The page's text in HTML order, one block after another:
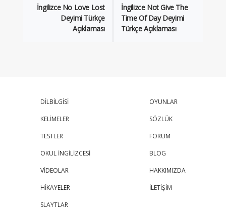
İngilizce No Love Lost
Deyimi Türkçe
Açıklaması
İngilizce Not Give The
Time Of Day Deyimi
Türkçe Açıklaması
DİLBİLGİSİ
KELİMELER
TESTLER
OKUL İNGİLİZCESİ
VİDEOLAR
HİKAYELER
SLAYTLAR
OYUNLAR
SÖZLÜK
FORUM
BLOG
HAKKIMIZDA
İLETİŞİM